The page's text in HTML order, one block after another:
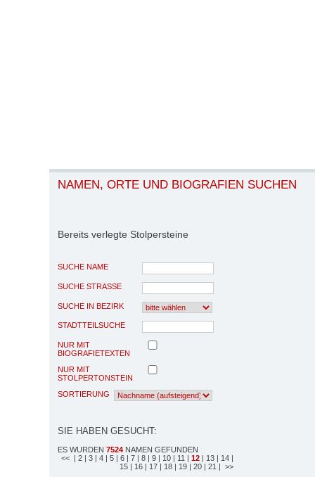
NAMEN, ORTE UND BIOGRAFIEN SUCHEN
Bereits verlegte Stolpersteine
SUCHE NAME
SUCHE STRASSE
SUCHE IN BEZIRK
STADTTEILSUCHE
NUR MIT
BIOGRAFIETEXTEN
NUR MIT
STOLPERTONSTEIN
SORTIERUNG
SIE HABEN GESUCHT:
ES WURDEN 7524 NAMEN GEFUNDEN
<< | 2 | 3 | 4 | 5 | 6 | 7 | 8 | 9 | 10 | 11 | 12 | 13 | 14 |
15 | 16 | 17 | 18 | 19 | 20 | 21 | >>